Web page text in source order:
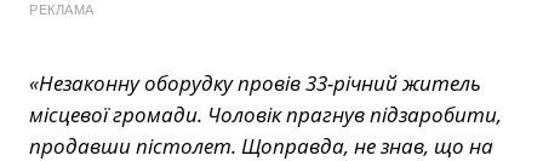
РЕКЛАМА
«Незаконну оборудку провів 33-річний житель
місцевої громади. Чоловік прагнув підзаробити,
продавши пістолет. Щоправда, не знав, що на